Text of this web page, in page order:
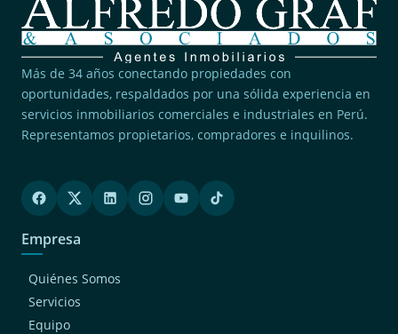
Más de 34 años conectando propiedades con
oportunidades, respaldados por una sólida experiencia en
servicios inmobiliarios comerciales e industriales en Perú.
Representamos propietarios, compradores e inquilinos.
Empresa
Quiénes Somos
Servicios
Equipo